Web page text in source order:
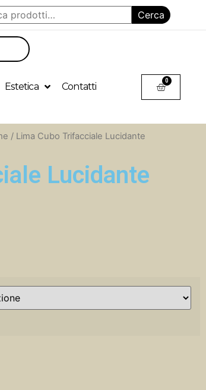
Cerca
Estetica Contatti
0
/ Lima Cubo Trifacciale Lucidante
Lucidante